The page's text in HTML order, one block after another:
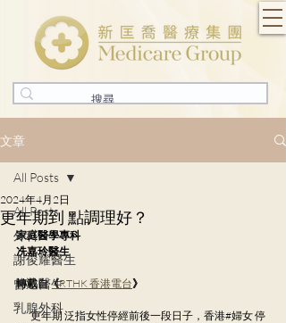
文章
All Posts
外科
謝俊耀醫生
曾迅醫生
乳腺外科
All Posts
更年期到 點調理好？
2024年4月2日
家庭醫學專科
冼嘉玲醫生
轉載自《RTHK 香港電台》
        更年期 泛指女性停經前後一段日子，香港#婦女 停